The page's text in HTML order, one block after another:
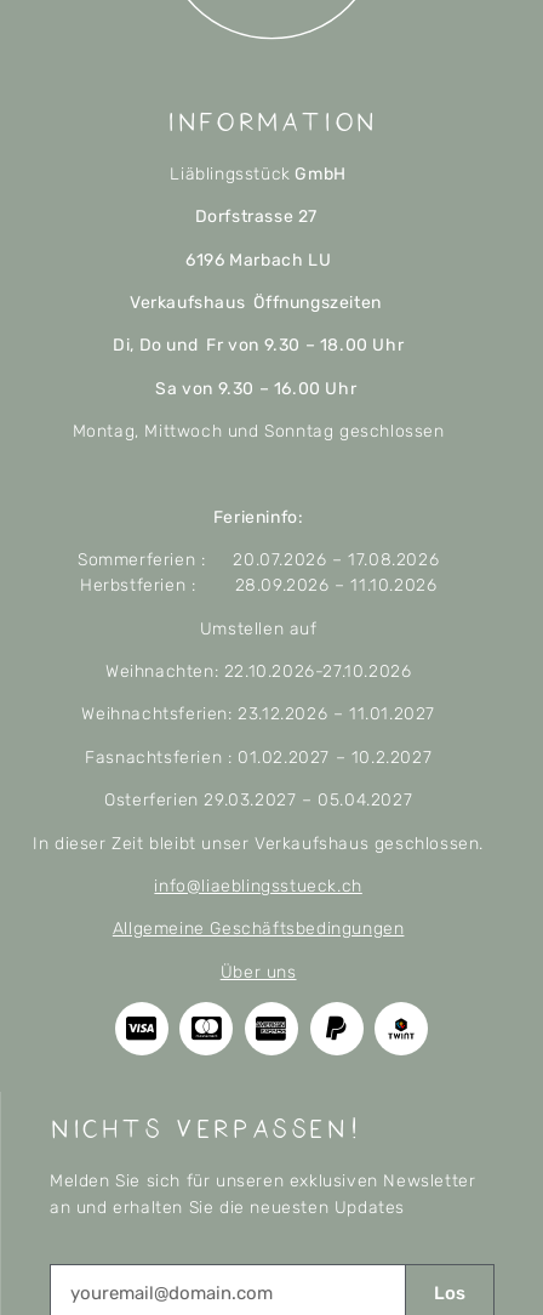
Information
Liäblingsstück GmbH
Dorfstrasse 27
6196 Marbach LU
Verkaufshaus Öffnungszeiten
Di, Do und Fr von 9.30 – 18.00 Uhr
Sa von 9.30 – 16.00 Uhr
Montag, Mittwoch und Sonntag geschlossen
Ferieninfo:
Sommerferien : 20.07.2026 – 17.08.2026
Herbstferien : 28.09.2026 – 11.10.2026
Umstellen auf
Weihnachten: 22.10.2026-27.10.2026
Weihnachtsferien: 23.12.2026 – 11.01.2027
Fasnachtsferien : 01.02.2027 – 10.2.2027
Osterferien 29.03.2027 – 05.04.2027
In dieser Zeit bleibt unser Verkaufshaus geschlossen.
info@liaeblingsstueck.ch
Allgemeine Geschäftsbedingungen
Über uns
nichts verpassen!
Melden Sie sich für unseren exklusiven Newsletter
an und erhalten Sie die neuesten Updates
Los